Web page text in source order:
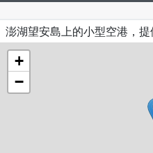
Introduction
澎湖望安島上的小型空港，提
+
−